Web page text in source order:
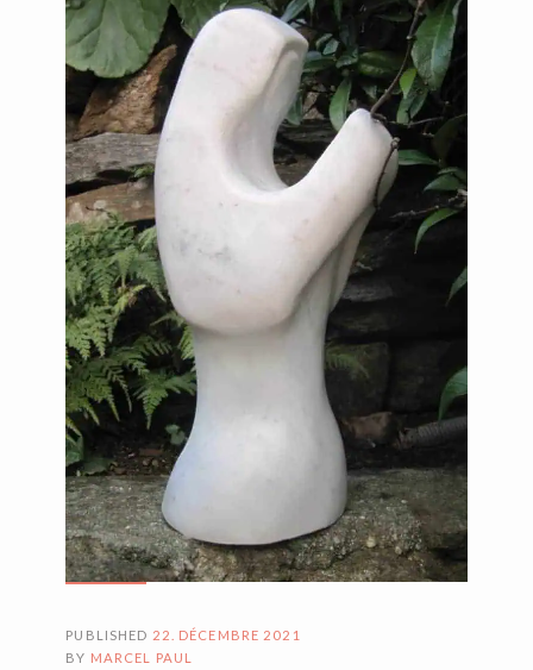
PUBLISHED 22. DÉCEMBRE 2021
BY MARCEL PAUL